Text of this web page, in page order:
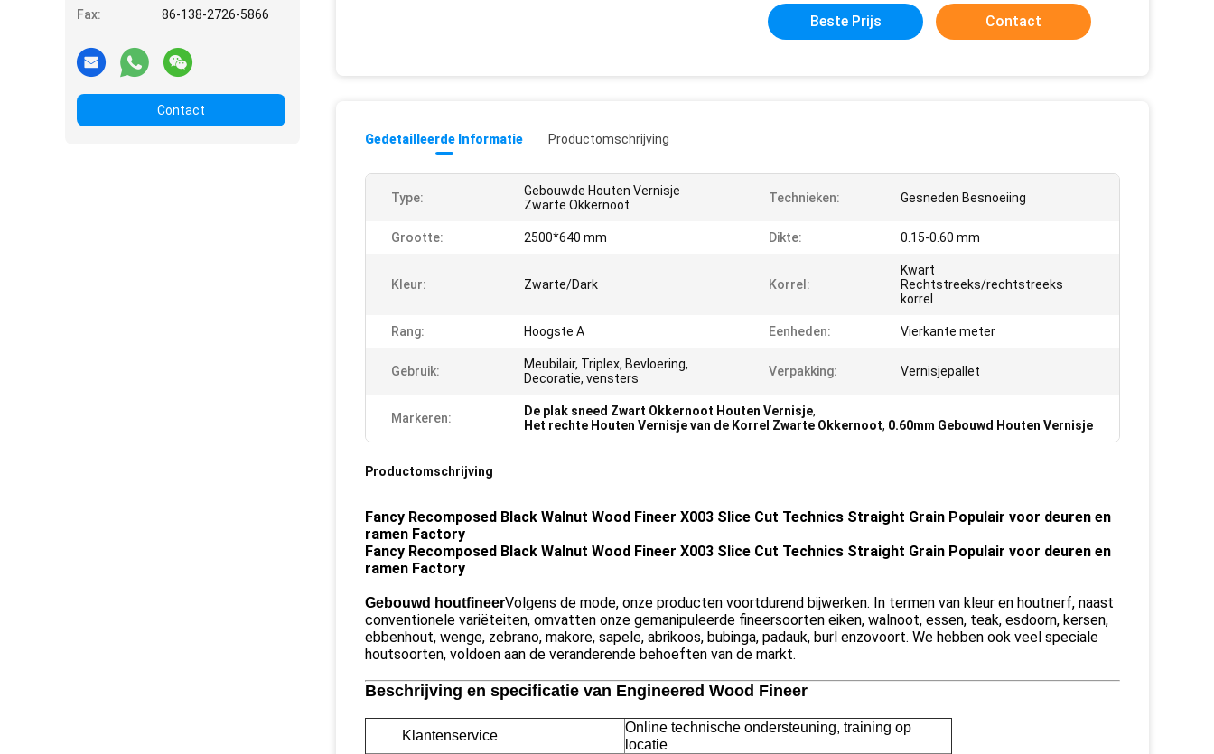
Fax:
86-138-2726-5866
Contact
Beste Prijs Contact
Gedetailleerde Informatie Productomschrijving
Type:
Gebouwde Houten Vernisje
Zwarte Okkernoot
Technieken: Gesneden Besnoeiing
Grootte: 2500*640 mm Dikte: 0.15-0.60 mm
Kleur: Zwarte/Dark Korrel:
Kwart
Rechtstreeks/rechtstreeks
korrel
Rang: Hoogste A Eenheden: Vierkante meter
Gebruik:
Meubilair, Triplex, Bevloering,
Decoratie, vensters
Verpakking: Vernisjepallet
Markeren: De plak sneed Zwart Okkernoot Houten Vernisje,
Het rechte Houten Vernisje van de Korrel Zwarte Okkernoot, 0.60mm Gebouwd Houten Vernisje
Productomschrijving
Fancy Recomposed Black Walnut Wood Fineer X003 Slice Cut Technics Straight Grain Populair voor deuren en
ramen Factory
Fancy Recomposed Black Walnut Wood Fineer X003 Slice Cut Technics Straight Grain Populair voor deuren en
ramen Factory
Gebouwd houtfineerVolgens de mode, onze producten voortdurend bijwerken. In termen van kleur en houtnerf, naast
conventionele variëteiten, omvatten onze gemanipuleerde fineersoorten eiken, walnoot, essen, teak, esdoorn, kersen,
ebbenhout, wenge, zebrano, makore, sapele, abrikoos, bubinga, padauk, burl enzovoort. We hebben ook veel speciale
houtsoorten, voldoen aan de veranderende behoeften van de markt.
Beschrijving en specificatie van Engineered Wood Fineer
Klantenservice
Online technische ondersteuning, training op
locatie